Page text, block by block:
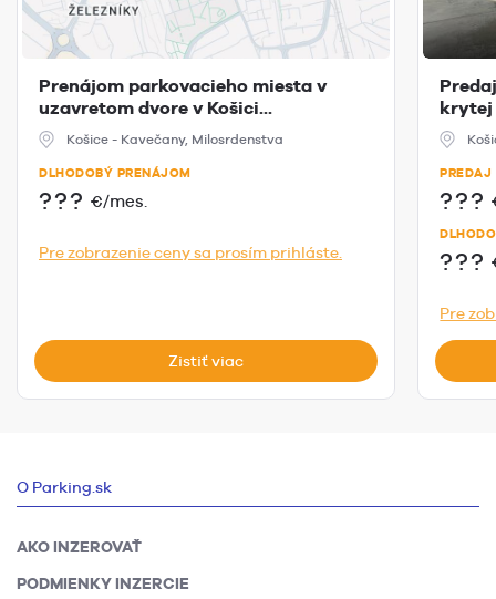
Prenájom parkovacieho miesta v
uzavretom dvore v Košici...
Košice - Kavečany, Milosrdenstva
DLHODOBÝ PRENÁJOM
??? €/mes.
Pre zobrazenie ceny sa prosím prihláste.
Zistiť viac
krytej
PREDAJ
???
???
Pre
O Parking.sk
AKO INZEROVAŤ
PODMIENKY INZERCIE